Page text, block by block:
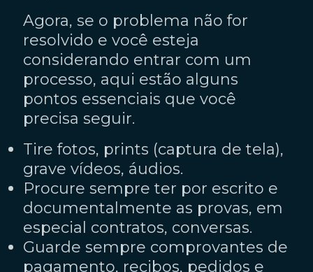
Agora, se o problema não for
resolvido e você esteja
considerando entrar com um
processo, aqui estão alguns
pontos essenciais que você
precisa seguir.
Tire fotos, prints (captura de tela),
grave vídeos, áudios.
Procure sempre ter por escrito e
documentalmente as provas, em
especial contratos, conversas.
Guarde sempre comprovantes de
pagamento, recibos, pedidos e